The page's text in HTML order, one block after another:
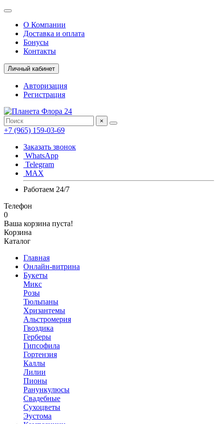
О Компании
Доставка и оплата
Бонусы
Контакты
Личный кабинет
Авторизация
Регистрация
×
+7 (965) 159-03-69
Заказать звонок
WhatsApp
Telegram
MAX
Работаем 24/7
Телефон
0
Ваша корзина пуста!
Корзина
Каталог
Главная
Онлайн-витрина
Букеты
Микс
Розы
Тюльпаны
Хризантемы
Альстромерия
Гвоздика
Герберы
Гипсофила
Гортензия
Каллы
Лилии
Пионы
Ранункулюсы
Свадебные
Сухоцветы
Эустома